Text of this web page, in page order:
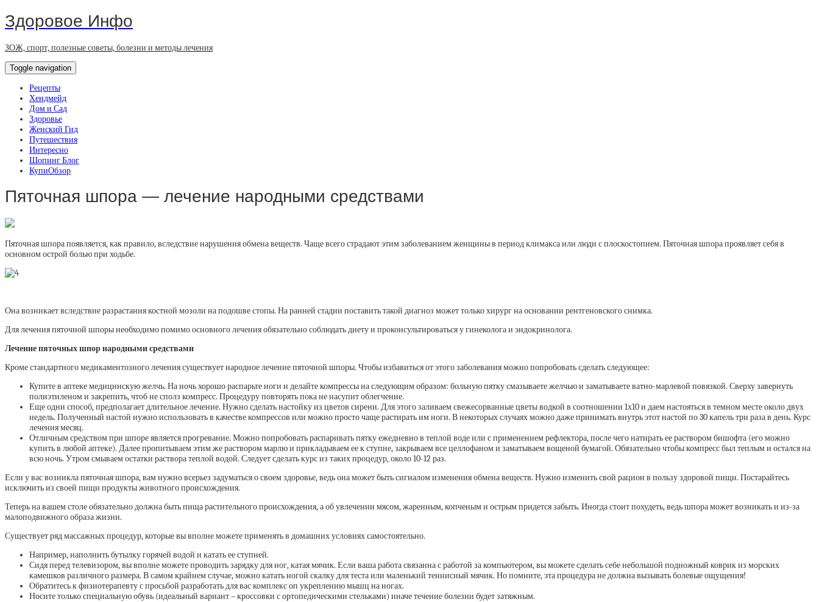
Здоровое Инфо
ЗОЖ, спорт, полезные советы, болезни и методы лечения
Toggle navigation
Рецепты
Хендмейд
Дом и Сад
Здоровье
Женский Гид
Путешествия
Интересно
Шопинг Блог
КупиОбзор
Пяточная шпора — лечение народными средствами
Пяточная шпора появляется, как правило, вследствие нарушения обмена веществ. Чаще всего страдают этим заболеванием женщины в период климакса или люди с плоскостопием. Пяточная шпора проявляет себя в
основном острой болью при ходьбе.
Она возникает вследствие разрастания костной мозоли на подошве стопы. На ранней стадии поставить такой диагноз может только хирург на основании рентгеновского снимка.
Для лечения пяточной шпоры необходимо помимо основного лечения обязательно соблюдать диету и проконсультироваться у гинеколога и эндокринолога.
Лечение пяточных шпор народными средствами
Кроме стандартного медикаментозного лечения существует народное лечение пяточной шпоры. Чтобы избавиться от этого заболевания можно попробовать сделать следующее:
Купите в аптеке медицинскую желчь. На ночь хорошо распарьте ноги и делайте компрессы на следующим образом: больную пятку смазываете желчью и заматываете ватно-марлевой повязкой. Сверху завернуть
полиэтиленом и закрепить, чтоб не сполз компресс. Процедуру повторять пока не насупит облегчение.
Еще одни способ, предполагает длительное лечение. Нужно сделать настойку из цветов сирени. Для этого заливаем свежесорванные цветы водкой в соотношении 1х10 и даем настояться в темном месте около двух
недель. Полученный настой нужно использовать в качестве компрессов или можно просто чаще растирать им ноги. В некоторых случаях можно даже принимать внутрь этот настой по 30 капель три раза в день. Курс
лечения месяц.
Отличным средством при шпоре является прогревание. Можно попробовать распаривать пятку ежедневно в теплой воде или с применением рефлектора, после чего натирать ее раствором бишофта (его можно
купить в любой аптеке). Далее пропитываем этим же раствором марлю и прикладываем ее к ступне, закрываем все целлофаном и заматываем вощеной бумагой. Обязательно чтобы компресс был теплым и остался на
всю ночь. Утром смываем остатки раствора теплой водой. Следует сделать курс из таких процедур, около 10-12 раз.
Если у вас возникла пяточная шпора, вам нужно всерьез задуматься о своем здоровье, ведь она может быть сигналом изменения обмена веществ. Нужно изменить свой рацион в пользу здоровой пищи. Постарайтесь
исключить из своей пищи продукты животного происхождения.
Теперь на вашем столе обязательно должна быть пища растительного происхождения, а об увлечении мясом, жаренным, копченым и острым придется забыть. Иногда стоит похудеть, ведь шпора может возникать и из-за
малоподвижного образа жизни.
Существует ряд массажных процедур, которые вы вполне можете применять в домашних условиях самостоятельно.
Например, наполнить бутылку горячей водой и катать ее ступней.
Сидя перед телевизором, вы вполне можете проводить зарядку для ног, катая мячик. Если ваша работа связанна с работой за компьютером, вы можете сделать себе небольшой подножный коврик из морских
камешков различного размера. В самом крайнем случае, можно катать ногой скалку для теста или маленький теннисный мячик. Но помните, эта процедура не должна вызывать болевые ощущения!
Обратитесь к физиотерапевту с просьбой разработать для вас комплекс оп укреплению мышц на ногах.
Носите только специальную обувь (идеальный вариант – кроссовки с ортопедическими стельками) иначе течение болезни будет затяжным.